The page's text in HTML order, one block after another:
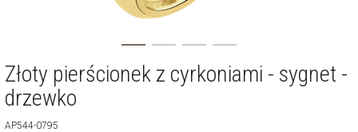
Złoty pierścionek z cyrkoniami - sygnet -
drzewko
AP544-0795